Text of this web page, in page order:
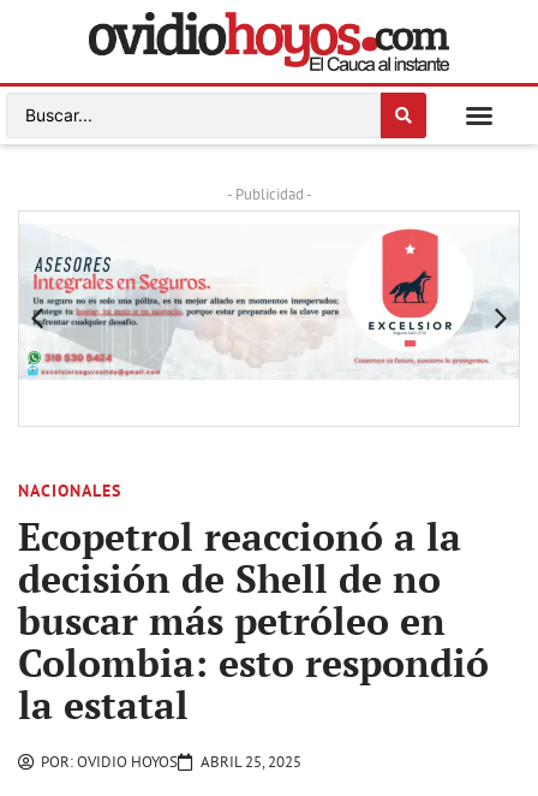
- Publicidad -
NACIONALES
Ecopetrol reaccionó a la
decisión de Shell de no
buscar más petróleo en
Colombia: esto respondió
la estatal
POR:OVIDIO HOYOS ABRIL 25, 2025